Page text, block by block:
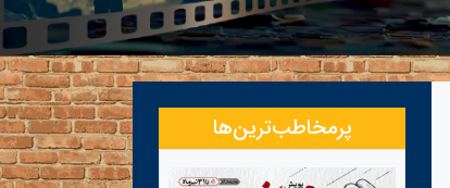
پرمخاطب‌ترین‌ها